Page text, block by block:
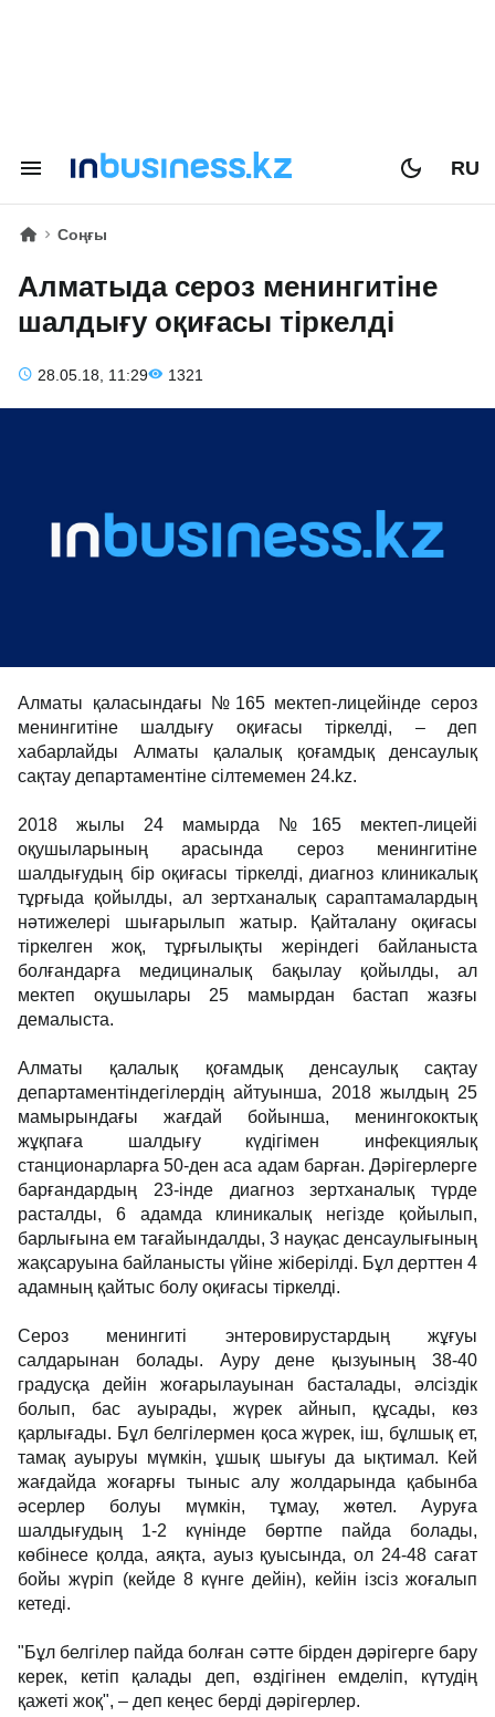
RU
Соңғы
Алматыда сероз менингитіне
шалдығу оқиғасы тіркелді
28.05.18, 11:29 1321
Алматы қаласындағы №165 мектеп-лицейінде сероз
менингитіне шалдығу оқиғасы тіркелді, – деп
хабарлайды Алматы қалалық қоғамдық денсаулық
сақтау департаментіне сілтемемен 24.kz.
2018 жылы 24 мамырда №165 мектеп-лицейі
оқушыларының арасында сероз менингитіне
шалдығудың бір оқиғасы тіркелді, диагноз клиникалық
тұрғыда қойылды, ал зертханалық сараптамалардың
нәтижелері шығарылып жатыр. Қайталану оқиғасы
тіркелген жоқ, тұрғылықты жеріндегі байланыста
болғандарға медициналық бақылау қойылды, ал
мектеп оқушылары 25 мамырдан бастап жазғы
демалыста.
Алматы қалалық қоғамдық денсаулық сақтау
департаментіндегілердің айтуынша, 2018 жылдың 25
мамырындағы жағдай бойынша, менингококтық
жұқпаға шалдығу күдігімен инфекциялық
станционарларға 50-ден аса адам барған. Дәрігерлерге
барғандардың 23-інде диагноз зертханалық түрде
расталды, 6 адамда клиникалық негізде қойылып,
барлығына ем тағайындалды, 3 науқас денсаулығының
жақсаруына байланысты үйіне жіберілді. Бұл дерттен 4
адамның қайтыс болу оқиғасы тіркелді.
Сероз менингиті энтеровирустардың жұғуы
салдарынан болады. Ауру дене қызуының 38-40
градусқа дейін жоғарылауынан басталады, әлсіздік
болып, бас ауырады, жүрек айнып, құсады, көз
қарлығады. Бұл белгілермен қоса жүрек, іш, бұлшық ет,
тамақ ауыруы мүмкін, ұшық шығуы да ықтимал. Кей
жағдайда жоғарғы тыныс алу жолдарында қабынба
әсерлер болуы мүмкін, тұмау, жөтел. Ауруға
шалдығудың 1-2 күнінде бөртпе пайда болады,
көбінесе қолда, аяқта, ауыз қуысында, ол 24-48 сағат
бойы жүріп (кейде 8 күнге дейін), кейін ізсіз жоғалып
кетеді.
"Бұл белгілер пайда болған сәтте бірден дәрігерге бару
керек, кетіп қалады деп, өздігінен емделіп, күтудің
қажеті жоқ", – деп кеңес берді дәрігерлер.